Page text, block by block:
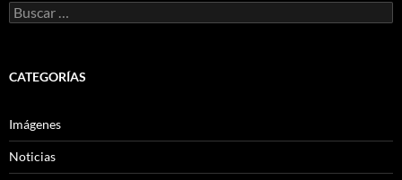
Buscar:
CATEGORÍAS
Imágenes
Noticias